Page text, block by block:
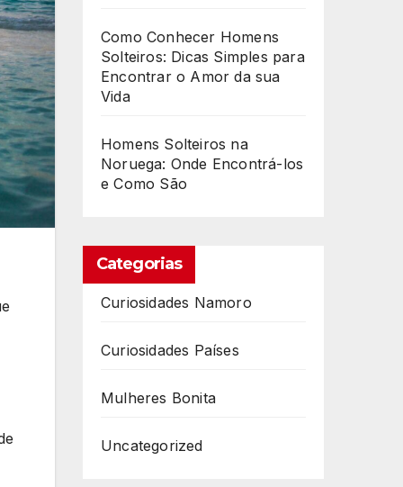
Como Conhecer Homens
Solteiros: Dicas Simples para
Encontrar o Amor da sua
Vida
Homens Solteiros na
Noruega: Onde Encontrá-los
e Como São
Categorias
Curiosidades Namoro
Curiosidades Países
Mulheres Bonita
Uncategorized